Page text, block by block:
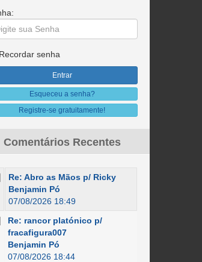
Recordar senha
Esqueceu a senha?
Registre-se gratuitamente!
Comentários Recentes
Re: Abro as Mãos p/ Ricky
Benjamin Pó
07/08/2026 18:49
Re: rancor platónico p/
fracafigura007
Benjamin Pó
07/08/2026 18:44